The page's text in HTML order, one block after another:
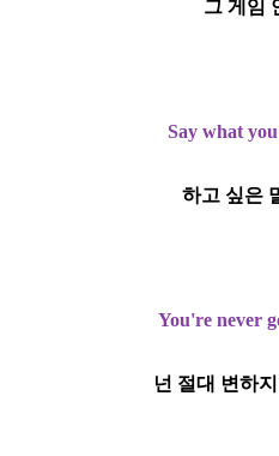
그 게임
Say what
하고 싶은
You're never
넌 절대 변하